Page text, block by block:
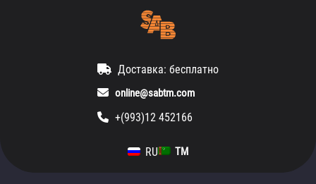
Доставка: бесплатно
online@sabtm.com
+(993)12 452166
RU TM